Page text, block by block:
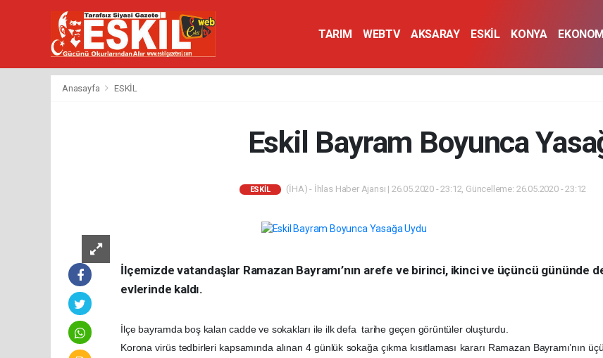
TARIM WEBTV AKSARAY ESKİL KONYA
Anasayfa ESKİL
Eskil Bayram Boyunca
ESKİL (İHA) - İhlas Haber Ajansı | 26.05.2020 - 23:12, Güncelleme: 26.05.2020 - 23:12
İlçemizde vatandaşlar Ramazan Bayramı’nın arefe ve birinci, ikinci ve üçüncü gününde
evlerinde kaldı.
İlçe bayramda boş kalan cadde ve sokakları ile ilk defa tarihe geçen görüntüler oluşturdu.
Korona virüs tedbirleri kapsamında alınan 4 günlük sokağa çıkma kısıtlaması kararı Ramazan Bayramı’nın